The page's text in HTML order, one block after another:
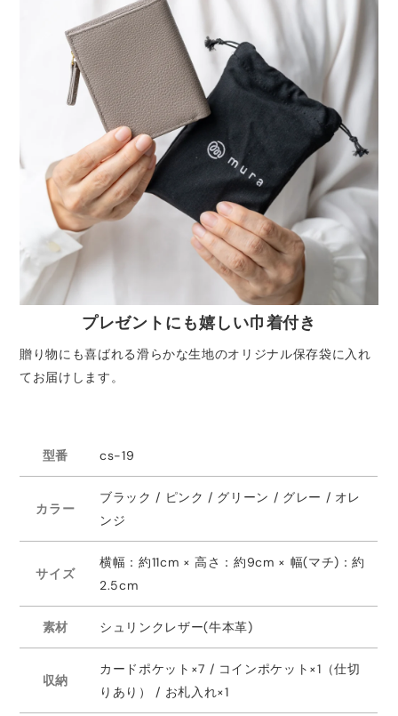
プレゼントにも嬉しい巾着付き
贈り物にも喜ばれる滑らかな生地のオリジナル保存袋に入れ
てお届けします。
型番 cs-19
カラー
ブラック / ピンク / グリーン / グレー / オレ
ンジ
サイズ
横幅：約11cm × 高さ：約9cm × 幅(マチ)：約
2.5cm
素材 シュリンクレザー(牛本革)
収納
カードポケット×7 / コインポケット×1（仕切
りあり） / お札入れ×1